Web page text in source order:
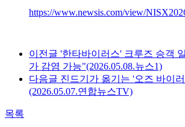
https://www.newsis.com/view/
이전글 '한타바이러스' 크루즈 승객
가 감염 가능"(2026.05.08.뉴스1)
다음글 진드기가 옮기는 '오즈 바이
(2026.05.07.연합뉴스TV)
목록